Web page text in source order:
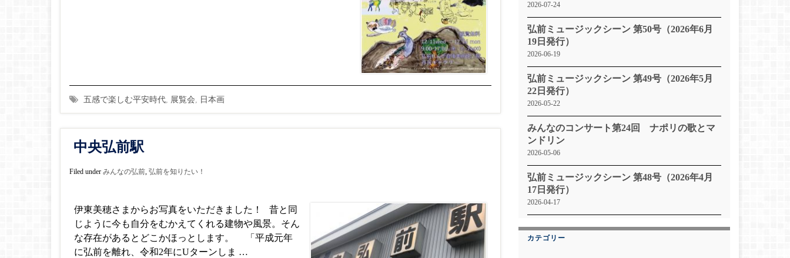
五感で楽しむ平安時代 展覧会 日本画
中央弘前駅
Filed under みんなの弘前, 弘前を知りたい！
伊東美穂さまからお写真をいただきました！ 昔と同
じように今も自分をむかえてくれる建物や風景。そん
な存在があるとどこかほっとします。 「平成元年
に弘前を離れ、令和2年にUターンしま …
2026-07-24
弘前ミュージックシーン 第50号（2026年6月
19日発行）
2026-06-19
弘前ミュージックシーン 第49号（2026年5月
22日発行）
2026-05-22
みんなのコンサート第24回 ナポリの歌とマ
ンドリン
2026-05-06
弘前ミュージックシーン 第48号（2026年4月
17日発行）
2026-04-17
カテゴリー